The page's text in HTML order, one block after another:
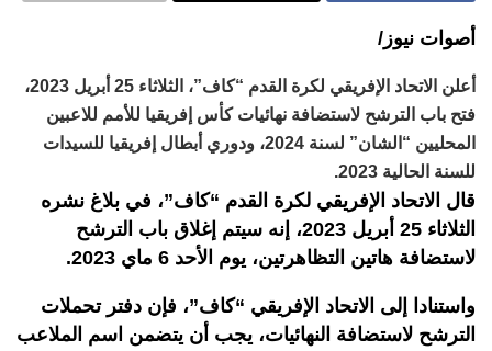
أصوات نيوز/
أعلن الاتحاد الإفريقي لكرة القدم “كاف”، الثلاثاء 25 أبريل 2023،
فتح باب الترشح لاستضافة نهائيات كأس إفريقيا للأمم للاعبين
المحليين “الشان” لسنة 2024، ودوري أبطال إفريقيا للسيدات
للسنة الحالية 2023.
قال الاتحاد الإفريقي لكرة القدم “كاف”، في بلاغ نشره
الثلاثاء 25 أبريل 2023، إنه سيتم إغلاق باب الترشح
لاستضافة هاتين التظاهرتين، يوم الأحد 6 ماي 2023.
واستنادا إلى الاتحاد الإفريقي “كاف”، فإن دفتر تحملات
الترشح لاستضافة النهائيات، يجب أن يتضمن اسم الملاعب